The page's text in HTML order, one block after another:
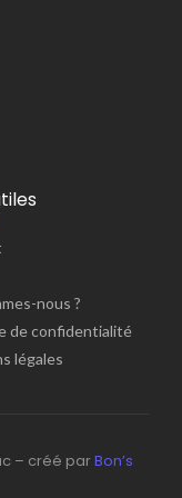
nous ?
de confidentialité
légales
– créé parBon’s